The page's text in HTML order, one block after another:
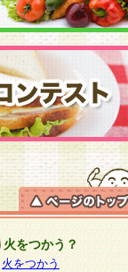
火をつかう？
火をつかう